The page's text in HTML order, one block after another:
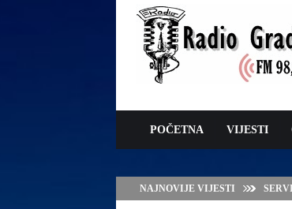
POČETNA VIJESTI
NAJNOVIJE VIJESTI